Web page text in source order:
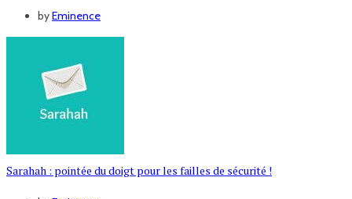
byEminence
Sarahah : pointée du doigt pour les failles de sécurité !